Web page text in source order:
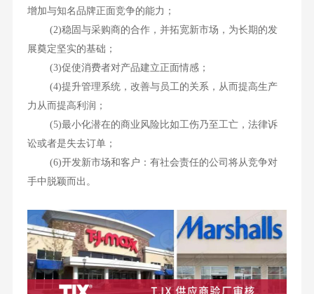
增加与知名品牌正面竞争的能力；
(2)稳固与采购商的合作，并拓宽新市场，为长期的发
展奠定坚实的基础；
(3)促使消费者对产品建立正面情感；
(4)提升管理系统，改善与员工的关系，从而提高生产
力从而提高利润；
(5)最小化潜在的商业风险比如工伤乃至工亡，法律诉
讼或者是失去订单；
(6)开发新市场和客户：有社会责任的公司将从竞争对
手中脱颖而出。